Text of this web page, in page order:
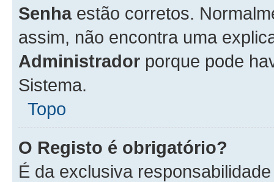
Senhaestão corretos.
assim, não encontra uma
Administrador porque pode
Sistema.
Topo
O Registo é obrigatório?
É da exclusiva